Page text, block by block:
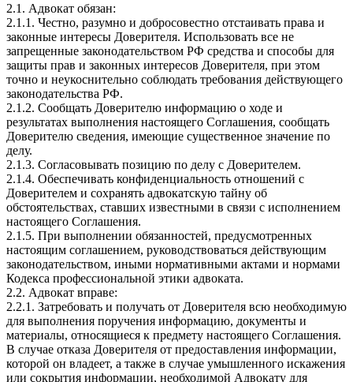
2.1. Адвокат обязан:
2.1.1. Честно, разумно и добросовестно отстаивать права и
законные интересы Доверителя. Использовать все не
запрещенные законодательством РФ средства и способы для
защиты прав и законных интересов Доверителя, при этом
точно и неукоснительно соблюдать требования действующего
законодательства РФ.
2.1.2. Сообщать Доверителю информацию о ходе и
результатах выполнения настоящего Соглашения, сообщать
Доверителю сведения, имеющие существенное значение по
делу.
2.1.3. Согласовывать позицию по делу с Доверителем.
2.1.4. Обеспечивать конфиденциальность отношений с
Доверителем и сохранять адвокатскую тайну об
обстоятельствах, ставших известными в связи с исполнением
настоящего Соглашения.
2.1.5. При выполнении обязанностей, предусмотренных
настоящим соглашением, руководствоваться действующим
законодательством, иными нормативными актами и нормами
Кодекса профессиональной этики адвоката.
2.2. Адвокат вправе:
2.2.1. Затребовать и получать от Доверителя всю необходимую
для выполнения поручения информацию, документы и
материалы, относящиеся к предмету настоящего Соглашения.
В случае отказа Доверителя от предоставления информации,
которой он владеет, а также в случае умышленного искажения
или сокрытия информации, необходимой Адвокату для